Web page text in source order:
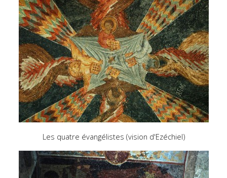
Les quatre évangélistes (vision d'Ezéchiel)